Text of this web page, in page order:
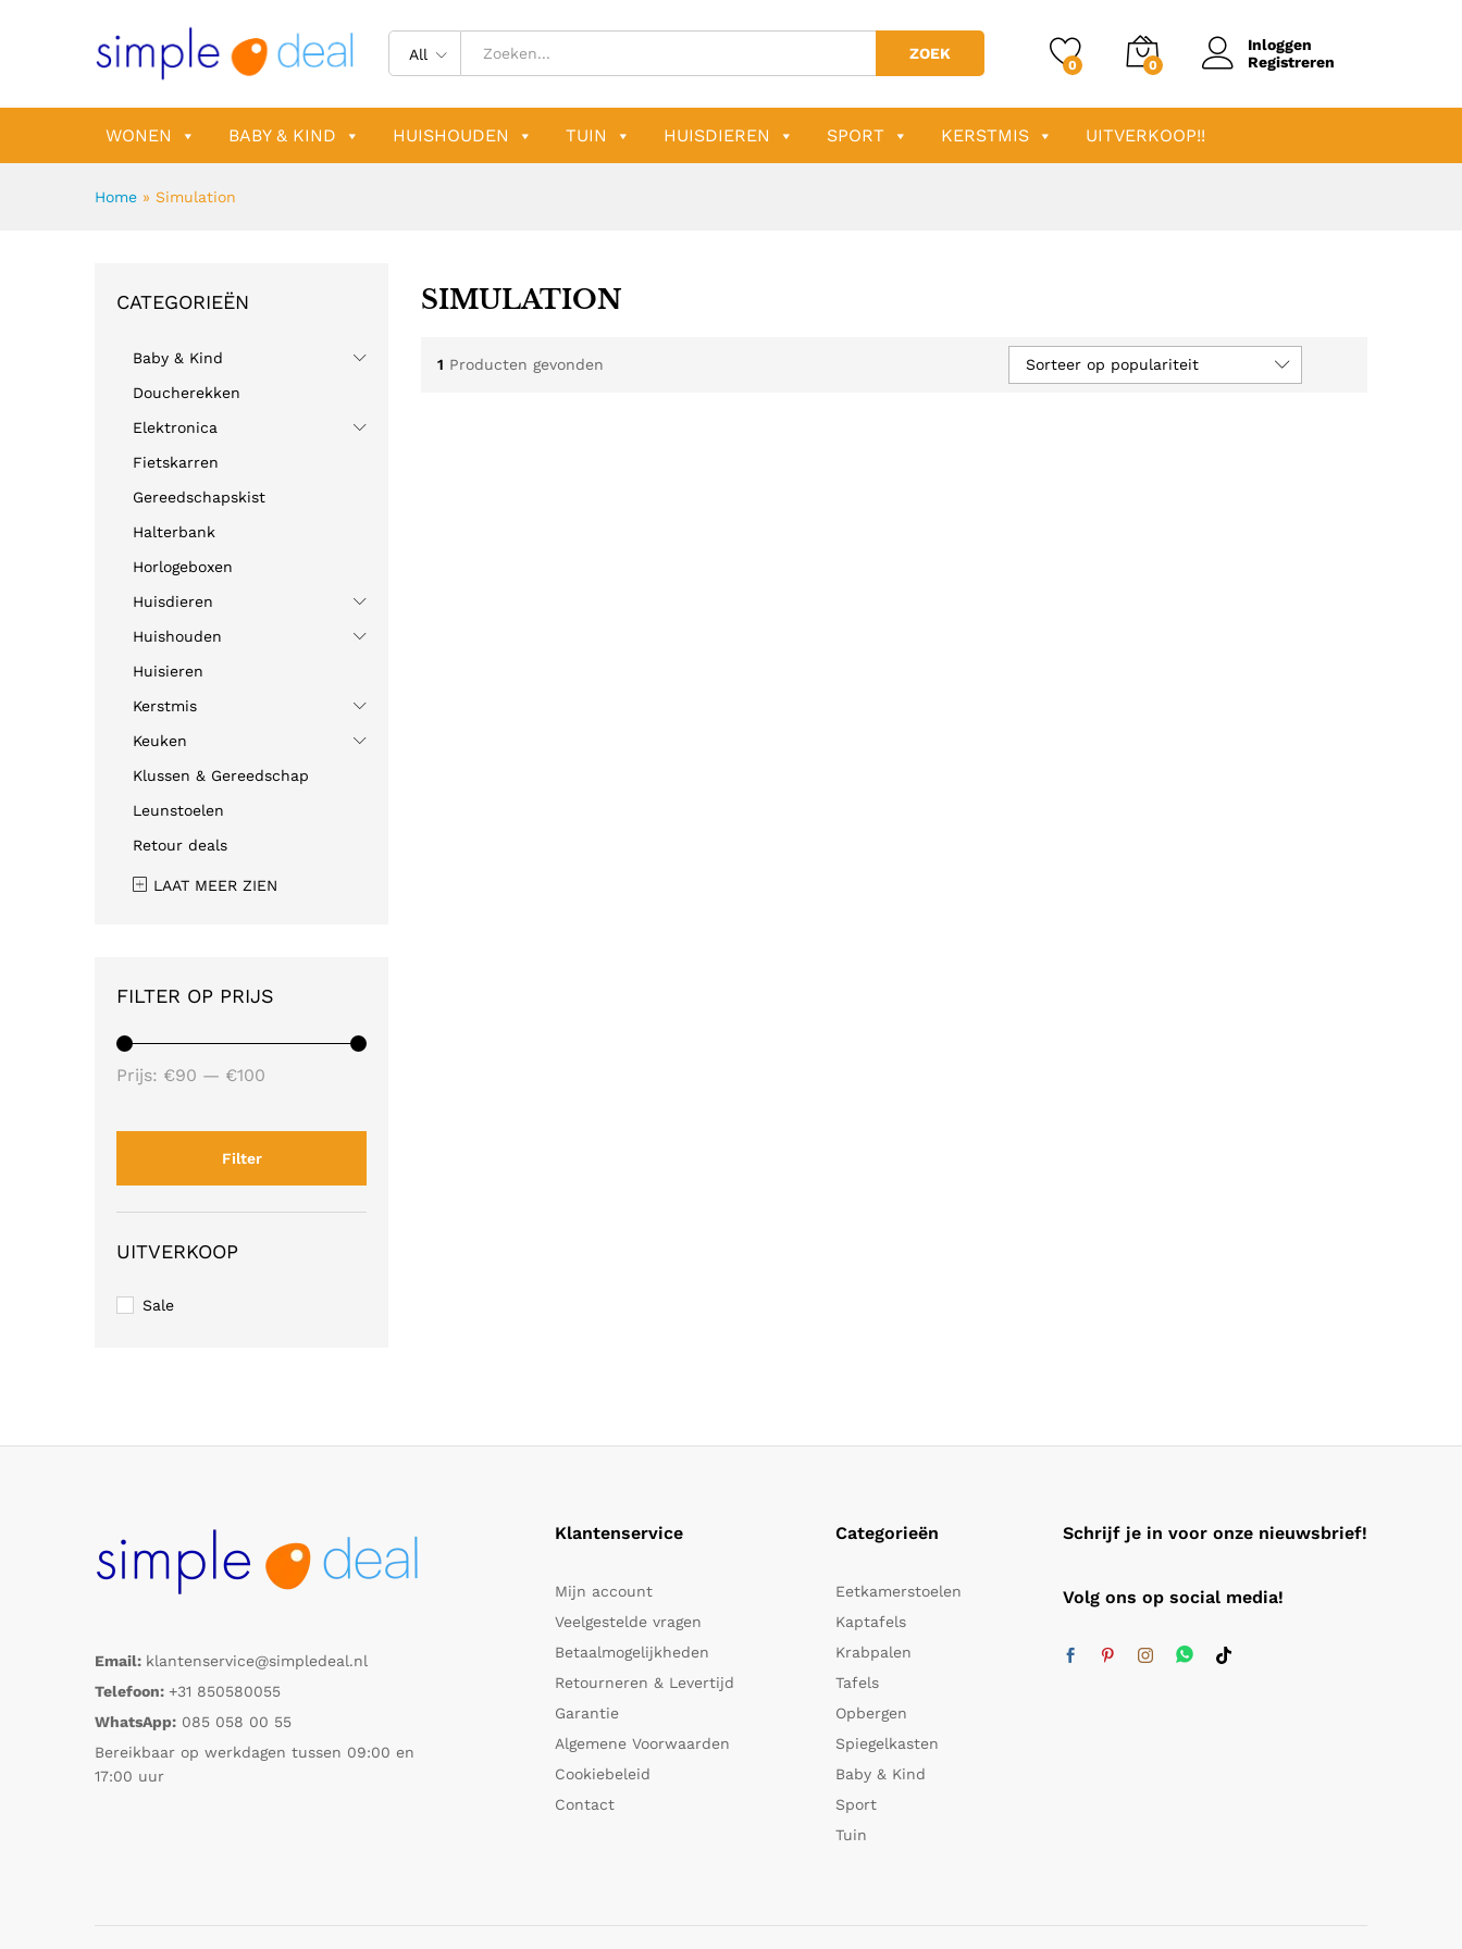
All ZOEK
0 0
Inloggen
Registreren
WONEN BABY & KIND HUISHOUDEN TUIN HUISDIEREN SPORT KERSTMIS UITVERKOOP!!
Home » Simulation
SIMULATION
1 Producten gevonden Sorteer op populariteit
CATEGORIEËN
Baby & Kind
Doucherekken
Elektronica
Fietskarren
Gereedschapskist
Halterbank
Horlogeboxen
Huisdieren
Huishouden
Huisieren
Kerstmis
Keuken
Klussen & Gereedschap
Leunstoelen
Retour deals
LAAT MEER ZIEN
FILTER OP PRIJS
Filter
Prijs: €90 — €100
UITVERKOOP
Sale
Email: klantenservice@simpledeal.nl
Telefoon: +31 850580055
WhatsApp: 085 058 00 55
Bereikbaar op werkdagen tussen 09:00 en
17:00 uur
Klantenservice
Mijn account
Veelgestelde vragen
Betaalmogelijkheden
Retourneren & Levertijd
Garantie
Algemene Voorwaarden
Cookiebeleid
Contact
Categorieën
Eetkamerstoelen
Kaptafels
Krabpalen
Tafels
Opbergen
Spiegelkasten
Baby & Kind
Sport
Tuin
Schrijf je in voor onze nieuwsbrief!
Volg ons op social media!